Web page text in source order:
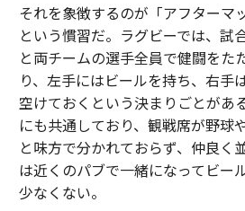
それを象徴するのが「アフターマ
という慣習だ。ラグビーでは、試
と両チームの選手全員で健闘をた
り、左手にはビールを持ち、右手
空けておくという決まりごとがあ
にも共通しており、観戦席が野球
と味方で分かれておらず、仲良く
は近くのパブで一緒になってビー
少なくない。